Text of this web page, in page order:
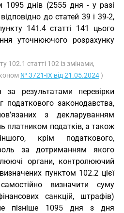
1095 днів (2555 дня - у разі
до статей 39 і 39-2,
141.4 статті 141 цього
уточнюючого розрахунку
102.1 статті 102 із змінами,
№ 3721-IX від 21.05.2024)
результатами перевірки
податкового законодавства,
з декларуванням
платником податків, а також
крім податкового,
за дотриманням якого
органи, контролюючий
пунктом 102.2 цієї
визначити суму
санкцій, штрафів)
пізніше 1095 дня з дня